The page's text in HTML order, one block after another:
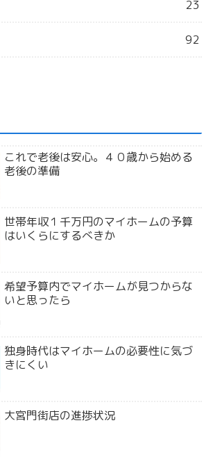
23
92
これで老後は安心。４０歳から始める
老後の準備
世帯年収１千万円のマイホームの予算
はいくらにするべきか
希望予算内でマイホームが見つからな
いと思ったら
独身時代はマイホームの必要性に気づ
きにくい
大宮門街店の進捗状況